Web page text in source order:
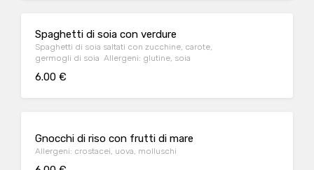
Spaghetti di soia con verdure
Spaghetti di soia saltati con zucchine, carote,
germogli di soia Allergeni: glutine, soia
6.00 €
Gnocchi di riso con frutti di mare
Allergeni: crostacei, uova, molluschi